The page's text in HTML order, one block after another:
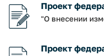
Проект
"О внесении
Проект